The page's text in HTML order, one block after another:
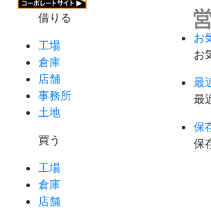
借りる
工場
倉庫
店舗
事務所
土地
買う
工場
倉庫
店舗
お
お
最
最
保
保